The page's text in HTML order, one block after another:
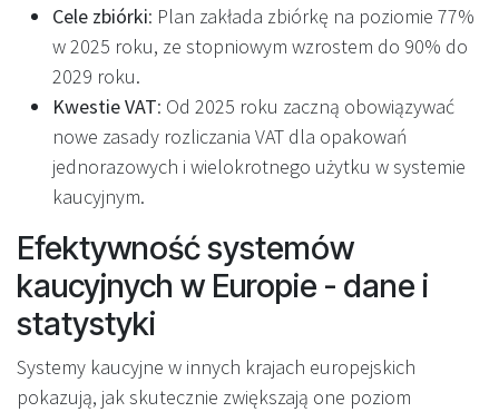
Cele zbiórki: Plan zakłada zbiórkę na poziomie 77%
w 2025 roku, ze stopniowym wzrostem do 90% do
2029 roku.
Kwestie VAT: Od 2025 roku zaczną obowiązywać
nowe zasady rozliczania VAT dla opakowań
jednorazowych i wielokrotnego użytku w systemie
kaucyjnym.
Efektywność systemów
kaucyjnych w Europie - dane i
statystyki
Systemy kaucyjne w innych krajach europejskich
pokazują, jak skutecznie zwiększają one poziom